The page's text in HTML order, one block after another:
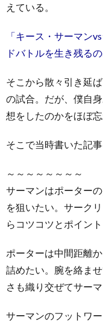
えている。
「キース・サーマン
ドバトルを生き残るの
そこから散々引き延
の試合。だが、僕自
想をしたのかをほぼ
そこで当時書いた記
～～～～～～～～
サーマンはポーター
を狙いたい。サーク
らコツコツとポイン
ポーターは中間距離
詰めたい。腕を絡ま
さも織り交ぜてサー
サーマンのフットワ